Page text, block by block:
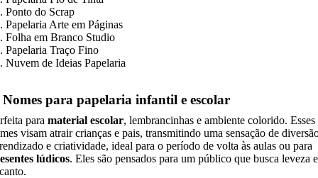
Ponto do Scrap
Papelaria Arte em Páginas
Folha em Branco Studio
Papelaria Traço Fino
Nuvem de Ideias Papelaria
Nomes para papelaria infantil e escolar
para material escolar, lembrancinhas e ambiente colorido. Esses
visam atrair crianças e pais, transmitindo uma sensação de
e criatividade, ideal para o período de volta às aulas ou para
lúdicos. Eles são pensados para um público que busca leveza e